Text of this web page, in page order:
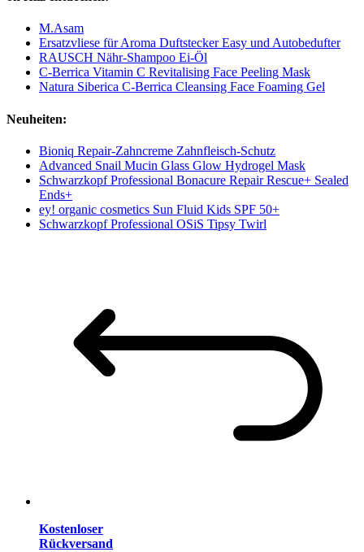
M.Asam
Ersatzvliese für Aroma Duftstecker Easy und Autobedufter
RAUSCH Nähr-Shampoo Ei-Öl
C-Berrica Vitamin C Revitalising Face Peeling Mask
Natura Siberica C-Berrica Cleansing Face Foaming Gel
Neuheiten:
Bioniq Repair-Zahncreme Zahnfleisch-Schutz
Advanced Snail Mucin Glass Glow Hydrogel Mask
Schwarzkopf Professional Bonacure Repair Rescue+ Sealed
Ends+
ey! organic cosmetics Sun Fluid Kids SPF 50+
Schwarzkopf Professional OSiS Tipsy Twirl
Kostenloser
Rückversand